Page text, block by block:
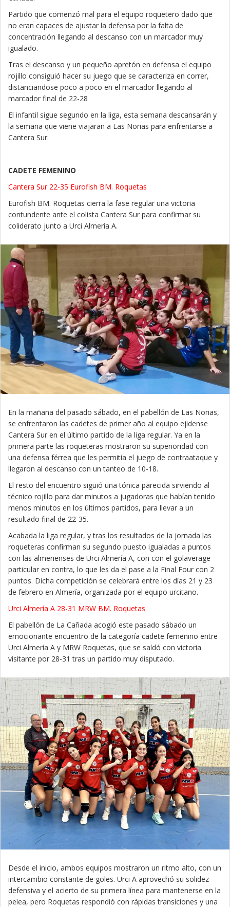
Partido que comenzó mal para el equipo roquetero dado que
no eran capaces de ajustar la defensa por la falta de
concentración llegando al descanso con un marcador muy
igualado.
Tras el descanso y un pequeño apretón en defensa el equipo
rojillo consiguió hacer su juego que se caracteriza en correr,
distanciandose poco a poco en el marcador llegando al
marcador final de 22-28
El infantil sigue segundo en la liga, esta semana descansarán y
la semana que viene viajaran a Las Norias para enfrentarse a
Cantera Sur.
CADETE FEMENINO
Cantera Sur 22-35 Eurofish BM. Roquetas
Eurofish BM. Roquetas cierra la fase regular una victoria
contundente ante el colista Cantera Sur para confirmar su
coliderato junto a Urci Almería A.
En la mañana del pasado sábado, en el pabellón de Las Norias,
se enfrentaron las cadetes de primer año al equipo ejidense
Cantera Sur en el último partido de la liga regular. Ya en la
primera parte las roqueteras mostraron su superioridad con
una defensa férrea que les permitía el juego de contraataque y
llegaron al descanso con un tanteo de 10-18.
El resto del encuentro siguió una tónica parecida sirviendo al
técnico rojillo para dar minutos a jugadoras que habían tenido
menos minutos en los últimos partidos, para llevar a un
resultado final de 22-35.
Acabada la liga regular, y tras los resultados de la jornada las
roqueteras confirman su segundo puesto igualadas a puntos
con las almerienses de Urci Almería A, con con el golaverage
particular en contra, lo que les da el pase a la Final Four con 2
puntos. Dicha competición se celebrará entre los días 21 y 23
de febrero en Almería, organizada por el equipo urcitano.
Urci Almería A 28-31 MRW BM. Roquetas
El pabellón de La Cañada acogió este pasado sábado un
emocionante encuentro de la categoría cadete femenino entre
Urci Almería A y MRW Roquetas, que se saldó con victoria
visitante por 28-31 tras un partido muy disputado.
Desde el inicio, ambos equipos mostraron un ritmo alto, con un
intercambio constante de goles. Urci A aprovechó su solidez
defensiva y el acierto de su primera línea para mantenerse en la
pelea, pero Roquetas respondió con rápidas transiciones y una